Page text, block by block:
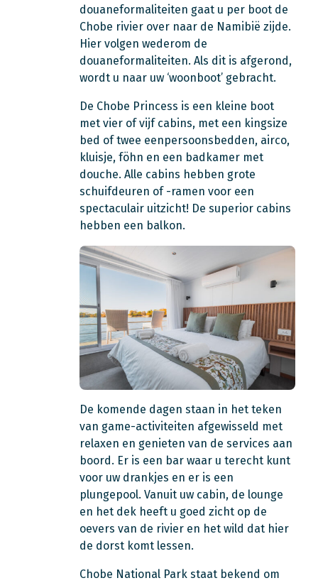
douaneformaliteiten gaat u per boot de
Chobe rivier over naar de Namibië zijde.
Hier volgen wederom de
douaneformaliteiten. Als dit is afgerond,
wordt u naar uw ‘woonboot’ gebracht.
De Chobe Princess is een kleine boot
met vier of vijf cabins, met een kingsize
bed of twee eenpersoonsbedden, airco,
kluisje, föhn en een badkamer met
douche. Alle cabins hebben grote
schuifdeuren of -ramen voor een
spectaculair uitzicht! De superior cabins
hebben een balkon.
De komende dagen staan in het teken
van game-activiteiten afgewisseld met
relaxen en genieten van de services aan
boord. Er is een bar waar u terecht kunt
voor uw drankjes en er is een
plungepool. Vanuit uw cabin, de lounge
en het dek heeft u goed zicht op de
oevers van de rivier en het wild dat hier
de dorst komt lessen.
Chobe National Park staat bekend om